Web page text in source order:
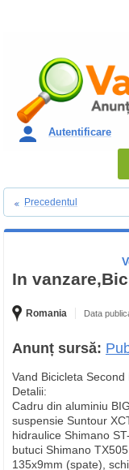
Autentificare
Precedentul
In
Romania Data
Anunț sursă:
Vand Bicicleta Second
Detalii:
Cadru din aluminiu
suspensie Suntour
hidraulice Shimano
butuci Shimano
135x9mm (spate),